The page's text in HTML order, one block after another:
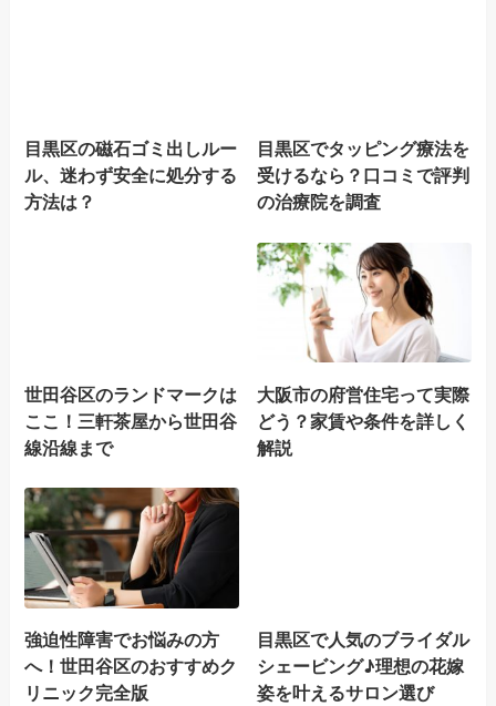
目黒区の磁石ゴミ出しルー
ル、迷わず安全に処分する
方法は？
目黒区でタッピング療法を
受けるなら？口コミで評判
の治療院を調査
世田谷区のランドマークは
ここ！三軒茶屋から世田谷
線沿線まで
大阪市の府営住宅って実際
どう？家賃や条件を詳しく
解説
強迫性障害でお悩みの方
へ！世田谷区のおすすめク
リニック完全版
目黒区で人気のブライダル
シェービング♪理想の花嫁
姿を叶えるサロン選び